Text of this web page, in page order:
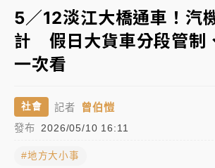
中颱白海豚風雨來了！中部以北防豪
響最劇烈
白海豚逼近！北市水門只出不進 未移
4800＋拖吊費
油價持續凍漲！ 中油宣布下周一汽柴
路鷹架倒塌壓2車
▼
5／12淡江大橋通車！汽
計 假日大貨車分段管制
一次看
社會 記者 曾伯愷
發布 2026/05/10 16:11
#地方大小事